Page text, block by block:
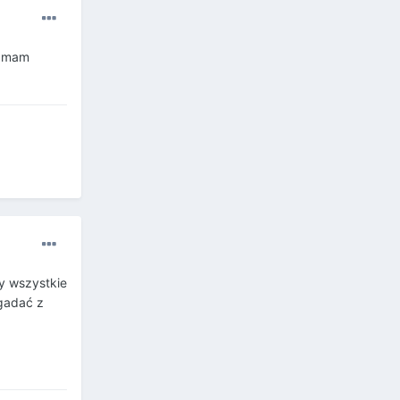
wszystkie
z